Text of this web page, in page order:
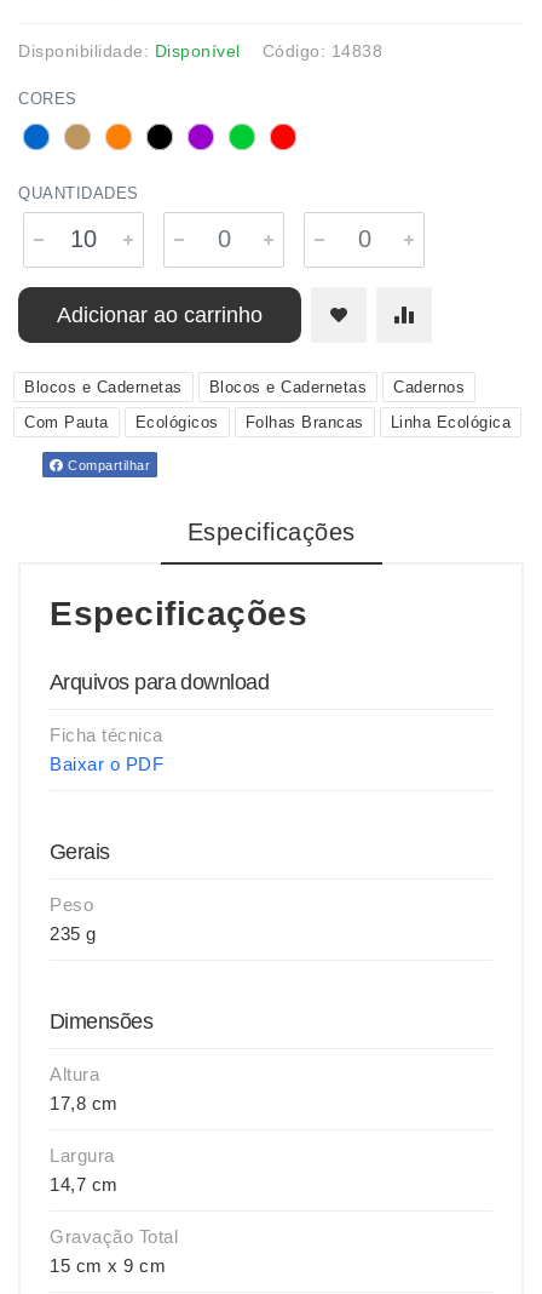
Disponibilidade: Disponível Código: 14838
CORES
QUANTIDADES
Adicionar ao carrinho
Blocos e Cadernetas Blocos e Cadernetas
Cadernos
Com Pauta
Ecológicos Folhas Brancas Linha Ecológica
Compartilhar
Especificações
Especificações
Arquivos para download
Ficha técnica
Baixar o PDF
Gerais
Peso
235 g
Dimensões
Altura
17,8 cm
Largura
14,7 cm
Gravação Total
15 cm x 9 cm